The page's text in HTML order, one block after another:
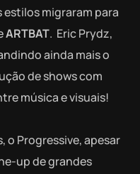
migraram para
ARTBAT. Eric Prydz,
ainda mais o
de shows com
música e visuais!
o Progressive, apesar
up de grandes